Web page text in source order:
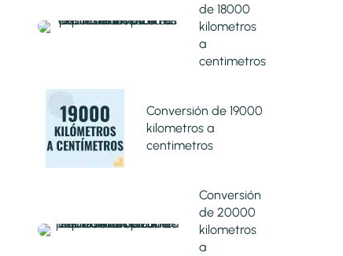
de 18000
kilometros
a
centimetros
Conversión de 19000
kilometros a
centimetros
Conversión
de 20000
kilometros
a